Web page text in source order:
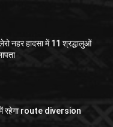
नहर हादसा में 11 श्रद्धालुओं
रहेगा route diversion